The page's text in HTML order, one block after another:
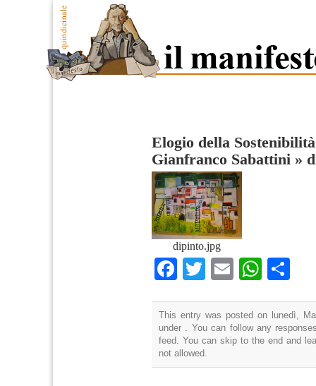
Elogio della
Gianfranco Sabattini »
dipinto.jpg
Facebook
TwitterEmail
This entry was posted on lunedì,
under . You can follow any
feed. You can skip to the end and
not allowed.